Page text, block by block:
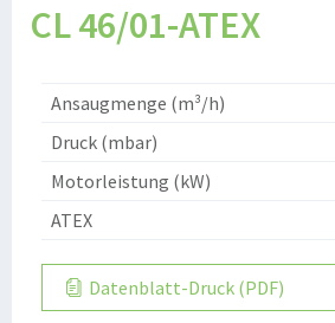
CL 46/01-ATEX
Ansaugmenge (m³/h)
Druck (mbar)
Motorleistung (kW)
ATEX
Datenblatt-Druck (PDF)